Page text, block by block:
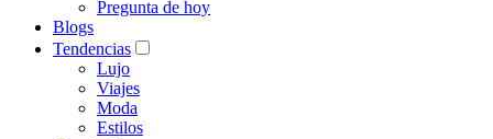
Pregunta de hoy
Blogs
Tendencias
Lujo
Viajes
Moda
Estilos